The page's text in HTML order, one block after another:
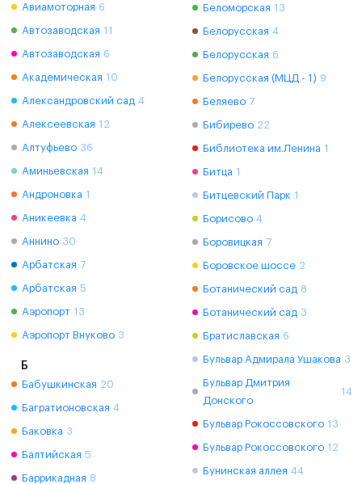
Авиамоторная 6
Автозаводская 11
Автозаводская 6
Академическая 10
Александровский сад 4
Алексеевская 12
Алтуфьево 36
Аминьевская 14
Андроновка 1
Аникеевка 4
Аннино 30
Арбатская 7
Арбатская 5
Аэропорт 13
Аэропорт Внуково 3
Б
Бабушкинская 20
Багратионовская 4
Баковка 3
Балтийская 5
Баррикадная 8
Беломорская 13
Белорусская 4
Белорусская 6
Белорусская (МЦД - 1) 9
Беляево 7
Бибирево 22
Библиотека им.Ленина 1
Битца 1
Битцевский Парк 1
Борисово 4
Боровицкая 7
Боровское шоссе 2
Ботанический сад 8
Ботанический сад 3
Братиславская 6
Бульвар Адмирала Ушакова 3
Бульвар Дмитрия
Донского
14
Бульвар Рокоссовского 13
Бульвар Рокоссовского 12
Бунинская аллея 44